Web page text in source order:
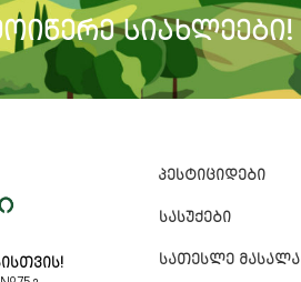
ᲡᲘᲐᲮᲚᲔᲔᲑᲘ!
ᲞᲔᲡᲢᲘᲪᲘᲓᲔᲑᲘ
ᲡᲐᲡᲣᲥᲔᲑᲘ
ᲡᲐᲗᲔᲡᲚᲔ ᲛᲐᲡᲐᲚᲐ